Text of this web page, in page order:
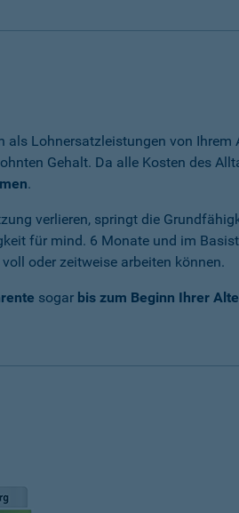
als Lohnersatzleistungen von Ihrem
Gehalt. Da alle Kosten des
.
verlieren, springt die
für mind. 6 Monate und im
oder zeitweise arbeiten können.
sogar bis zum Beginn Ihrer